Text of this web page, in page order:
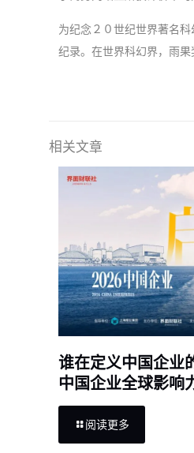
为纪念２０世纪世界著名
纪录。在世界科幻界，雨
相关文章
谁在定义中国企业
中国企业全球影响
阅读更多